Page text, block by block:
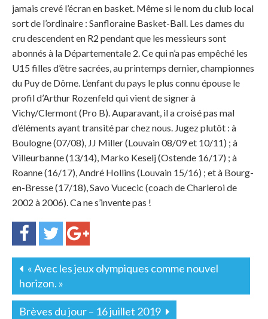
jamais crevé l’écran en basket. Même si le nom du club local
sort de l’ordinaire : Sanfloraine Basket-Ball. Les dames du
cru descendent en R2 pendant que les messieurs sont
abonnés à la Départementale 2. Ce qui n’a pas empêché les
U15 filles d’être sacrées, au printemps dernier, championnes
du Puy de Dôme. L’enfant du pays le plus connu épouse le
profil d’Arthur Rozenfeld qui vient de signer à
Vichy/Clermont (Pro B). Auparavant, il a croisé pas mal
d’éléments ayant transité par chez nous. Jugez plutôt : à
Boulogne (07/08), JJ Miller (Louvain 08/09 et 10/11) ; à
Villeurbanne (13/14), Marko Keselj (Ostende 16/17) ; à
Roanne (16/17), André Hollins (Louvain 15/16) ; et à Bourg-
en-Bresse (17/18), Savo Vucecic (coach de Charleroi de
2002 à 2006). Ca ne s’invente pas !
« Avec les jeux olympiques comme nouvel
horizon. »
Brèves du jour – 16 juillet 2019